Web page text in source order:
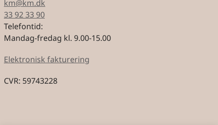
km@km.dk
33 92 33 90
Telefontid:
Mandag-fredag kl. 9.00-15.00
Elektronisk fakturering
CVR: 59743228